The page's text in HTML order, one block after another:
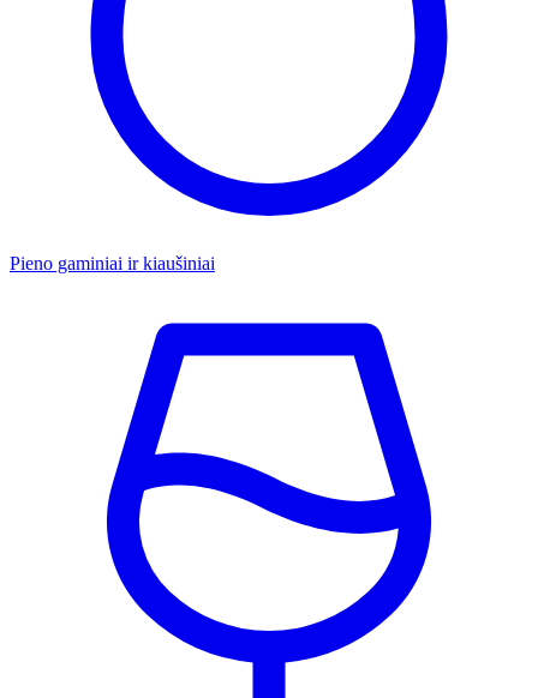
Pieno gaminiai ir kiaušiniai